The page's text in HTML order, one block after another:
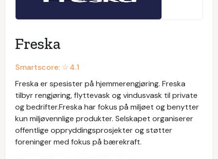
Freska
Smartscore: ☆4.1
Freska er spesister på hjemmerengjøring. Freska
tilbyr rengjøring, flyttevask og vindusvask til private
og bedrifter.Freska har fokus på miljøet og benytter
kun miljøvennlige produkter. Selskapet organiserer
offentlige oppryddingsprosjekter og støtter
foreninger med fokus på bærekraft.